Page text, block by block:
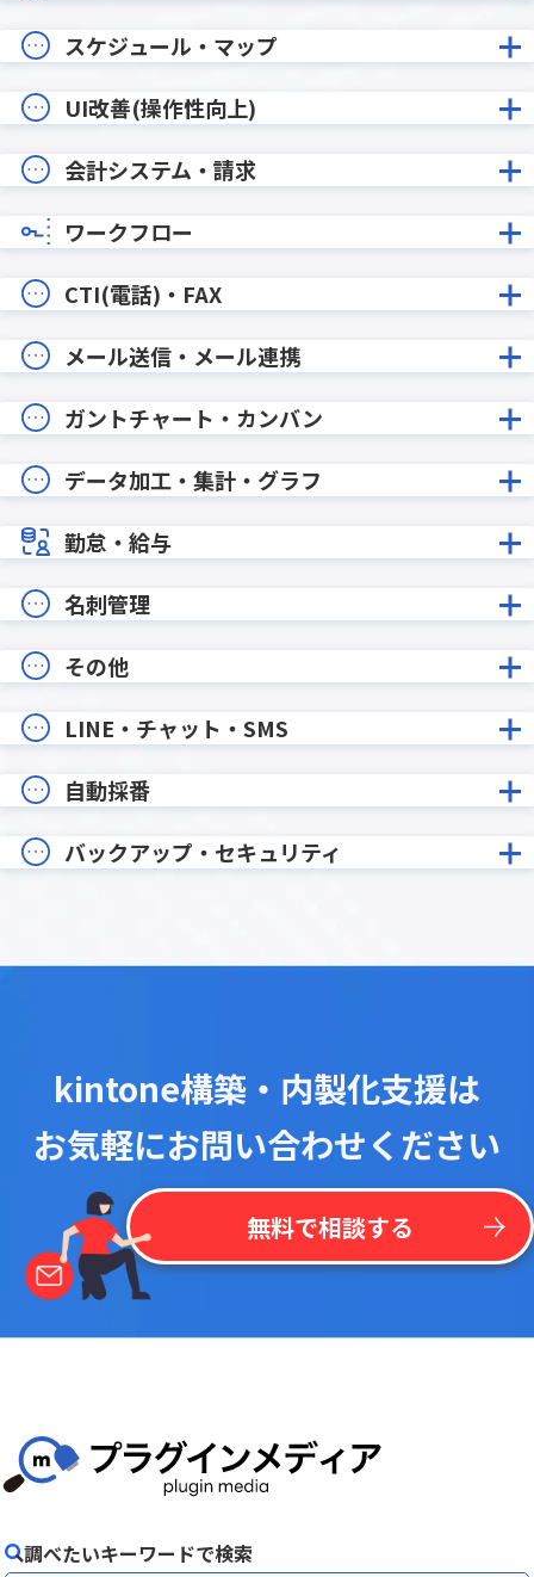
スケジュール・マップ
UI改善(操作性向上)
会計システム・請求
ワークフロー
CTI(電話)・FAX
メール送信・メール連携
ガントチャート・カンバン
データ加工・集計・グラフ
勤怠・給与
名刺管理
その他
LINE・チャット・SMS
自動採番
バックアップ・セキュリティ
kintone構築・内製化支援は
お気軽にお問い合わせください
無料で相談する
調べたいキーワードで検索